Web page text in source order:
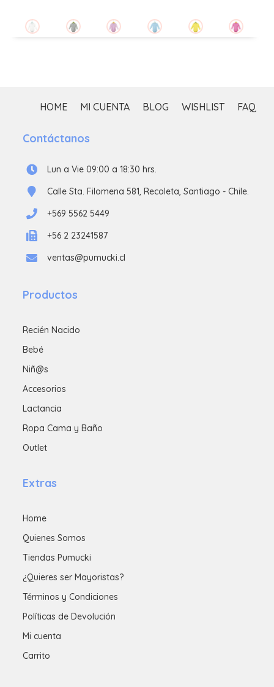
HOME MI CUENTA BLOG WISHLIST FAQ
Contáctanos
Lun a Vie 09:00 a 18:30 hrs.
Calle Sta. Filomena 581, Recoleta, Santiago - Chile.
+569 5562 5449
+56 2 23241587
ventas@pumucki.cl
Productos
Recién Nacido
Bebé
Niñ@s
Accesorios
Lactancia
Ropa Cama y Baño
Outlet
Extras
Home
Quienes Somos
Tiendas Pumucki
¿Quieres ser Mayoristas?
Términos y Condiciones
Políticas de Devolución
Mi cuenta
Carrito